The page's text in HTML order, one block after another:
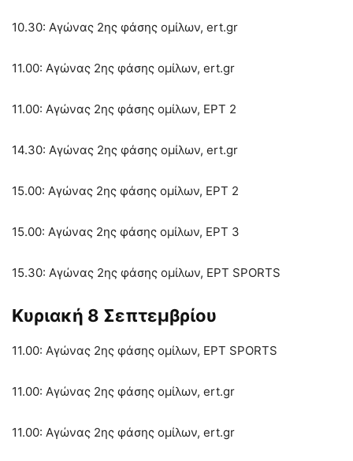
10.30: Αγώνας 2ης φάσης ομίλων, ert.gr
11.00: Αγώνας 2ης φάσης ομίλων, ert.gr
11.00: Αγώνας 2ης φάσης ομίλων, ΕΡΤ 2
14.30: Αγώνας 2ης φάσης ομίλων, ert.gr
15.00: Αγώνας 2ης φάσης ομίλων, ΕΡΤ 2
15.00: Αγώνας 2ης φάσης ομίλων, ΕΡΤ 3
15.30: Αγώνας 2ης φάσης ομίλων, ΕΡΤ SPORTS
Κυριακή 8 Σεπτεμβρίου
11.00: Αγώνας 2ης φάσης ομίλων, ΕΡΤ SPORTS
11.00: Αγώνας 2ης φάσης ομίλων, ert.gr
11.00: Αγώνας 2ης φάσης ομίλων, ert.gr